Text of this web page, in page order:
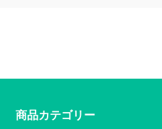
商品カテゴリー